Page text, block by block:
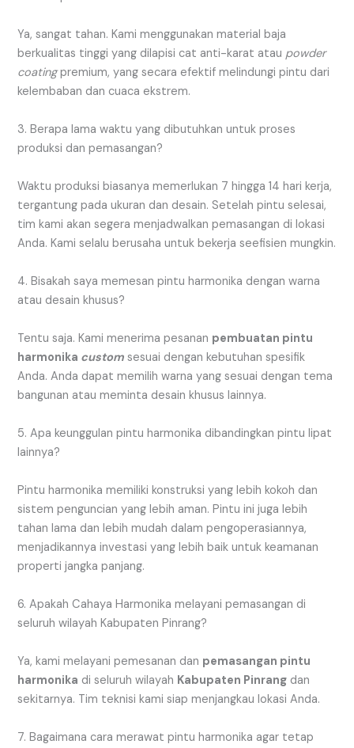
Ya, sangat tahan. Kami menggunakan material baja
berkualitas tinggi yang dilapisi cat anti-karat atau powder
coatingpremium, yang secara efektif melindungi pintu dari
kelembaban dan cuaca ekstrem.
3. Berapa lama waktu yang dibutuhkan untuk proses
produksi dan pemasangan?
Waktu produksi biasanya memerlukan 7 hingga 14 hari kerja,
tergantung pada ukuran dan desain. Setelah pintu selesai,
tim kami akan segera menjadwalkan pemasangan di lokasi
Anda. Kami selalu berusaha untuk bekerja seefisien mungkin.
4. Bisakah saya memesan pintu harmonika dengan warna
atau desain khusus?
Tentu saja. Kami menerima pesanan pembuatan pintu
harmonika custom sesuai dengan kebutuhan spesifik
Anda. Anda dapat memilih warna yang sesuai dengan tema
bangunan atau meminta desain khusus lainnya.
5. Apa keunggulan pintu harmonika dibandingkan pintu lipat
lainnya?
Pintu harmonika memiliki konstruksi yang lebih kokoh dan
sistem penguncian yang lebih aman. Pintu ini juga lebih
tahan lama dan lebih mudah dalam pengoperasiannya,
menjadikannya investasi yang lebih baik untuk keamanan
properti jangka panjang.
6. Apakah Cahaya Harmonika melayani pemasangan di
seluruh wilayah Kabupaten Pinrang?
Ya, kami melayani pemesanan dan pemasangan pintu
harmonika di seluruh wilayah Kabupaten Pinrang dan
sekitarnya. Tim teknisi kami siap menjangkau lokasi Anda.
7. Bagaimana cara merawat pintu harmonika agar tetap